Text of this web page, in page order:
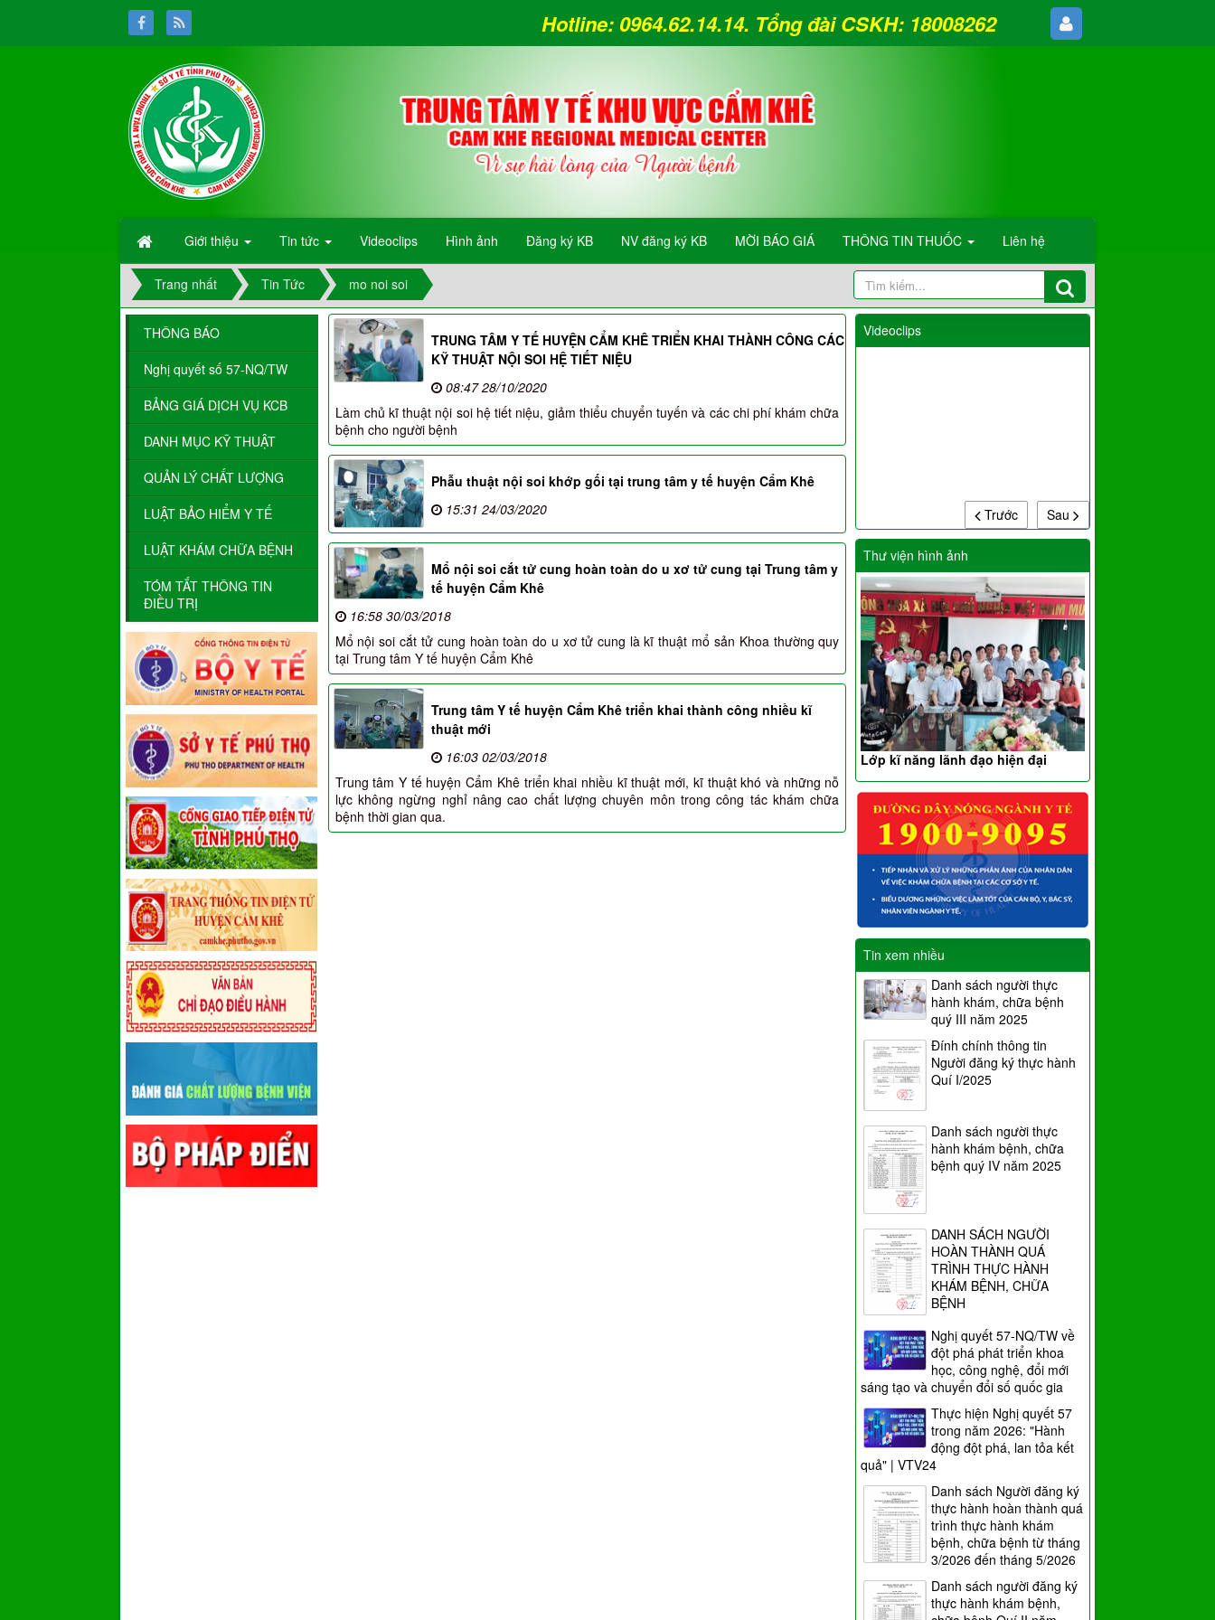
Giới thiệu Tin tức Videoclips Hình ảnh Đăng ký KB NV đăng ký KB MỜI BÁO GIÁ THÔNG TIN THUỐC Liên hệ
Hotline: 0964.62.14.14. Tổng đài CSKH: 18008262
Trang nhất Tin Tức mo noi soi
TRUNG TÂM Y TẾ HUYỆN CẨM KHÊ TRIỂN KHAI THÀNH CÔNG CÁC
KỸ THUẬT NỘI SOI HỆ TIẾT NIỆU
08:47 28/10/2020
Làm chủ kĩ thuật nội soi hệ tiết niệu, giảm thiểu chuyển tuyến và các chi phí khám chữa
bệnh cho người bệnh
Phẫu thuật nội soi khớp gối tại trung tâm y tế huyện Cẩm Khê
15:31 24/03/2020
Mổ nội soi cắt tử cung hoàn toàn do u xơ tử cung tại Trung tâm y
tế huyện Cẩm Khê
16:58 30/03/2018
Mổ nội soi cắt tử cung hoàn toàn do u xơ tử cung là kĩ thuật mổ sản Khoa thường quy
tại Trung tâm Y tế huyện Cẩm Khê
Trung tâm Y tế huyện Cẩm Khê triển khai thành công nhiều kĩ
thuật mới
16:03 02/03/2018
Trung tâm Y tế huyện Cẩm Khê triển khai nhiều kĩ thuật mới, kĩ thuật khó và những nỗ
lực không ngừng nghỉ nâng cao chất lượng chuyên môn trong công tác khám chữa
bệnh thời gian qua.
Videoclips
Sau
Trước
Thư viện hình ảnh
Lớp kĩ năng lãnh đạo hiện đại
Tin xem nhiều
Danh sách người thực
hành khám, chữa bệnh
quý III năm 2025
Đính chính thông tin
Người đăng ký thực hành
Quí I/2025
Danh sách người thực
hành khám bệnh, chữa
bệnh quý IV năm 2025
DANH SÁCH NGƯỜI
HOÀN THÀNH QUÁ
TRÌNH THỰC HÀNH
KHÁM BỆNH, CHỮA
BỆNH
Nghị quyết 57-NQ/TW về
đột phá phát triển khoa
học, công nghệ, đổi mới
sáng tạo và chuyển đổi số quốc gia
Thực hiện Nghị quyết 57
trong năm 2026: "Hành
động đột phá, lan tỏa kết
quả" | VTV24
Danh sách Người đăng ký
thực hành hoàn thành quá
trình thực hành khám
bệnh, chữa bệnh từ tháng
3/2026 đến tháng 5/2026
Danh sách người đăng ký
thực hành khám bệnh,
THÔNG BÁO
Nghị quyết số 57-NQ/TW
BẢNG GIÁ DỊCH VỤ KCB
DANH MỤC KỸ THUẬT
QUẢN LÝ CHẤT LƯỢNG
LUẬT BẢO HIỂM Y TẾ
LUẬT KHÁM CHỮA BỆNH
TÓM TẮT THÔNG TIN
ĐIỀU TRỊ